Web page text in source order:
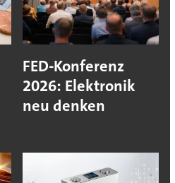
FED-Konferenz
2026: Elektronik
neu denken